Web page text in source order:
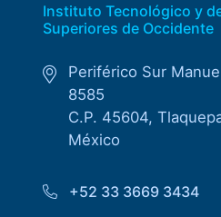
Instituto Tecnológico y
Superiores de Occidente
Periférico Sur
8585
C.P. 45604,
México
+52 33 3669 3434